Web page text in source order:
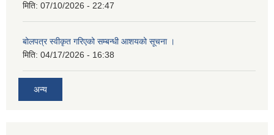
मिति: 07/10/2026 - 22:47
बोलपत्र स्वीकृत गरिएको सम्बन्धी आशयको सूचना ।
मिति: 04/17/2026 - 16:38
अन्य